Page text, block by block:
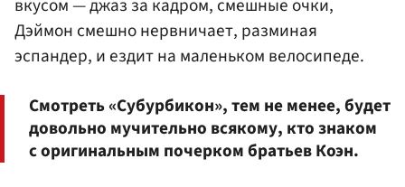
вкусом — джаз за кадром, смешные очки,
Дэймон смешно нервничает, разминая
эспандер, и ездит на маленьком велосипеде.
Смотреть «Субурбикон», тем не менее, будет
довольно мучительно всякому, кто знаком
с оригинальным почерком братьев Коэн.